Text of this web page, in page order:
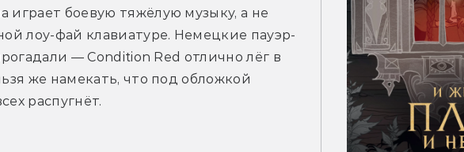
играет боевую тяжёлую музыку, а не
лоу-фай клавиатуре. Немецкие пауэр-
— Condition Red отлично лёг в
же намекать, что под обложкой
распугнёт.